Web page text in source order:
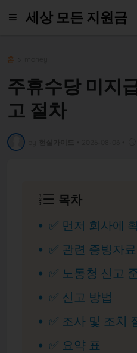
세상 모든 지원금
홈
주휴수당 미지
고 절차
목차
✅ 먼저 회사에
✅ 관련 증빙자
✅ 노동청 신고
✅ 신고 방법
✅ 조사 및 조치
✅ 요약 표